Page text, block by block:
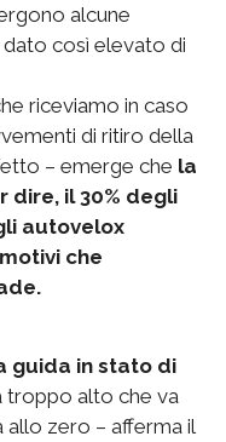
alcune
dato così elevato di
riceviamo in caso
di ritiro della
– emerge che la
dire, il 30% degli
autovelox
che
guida in stato di
troppo alto che va
zero – afferma il